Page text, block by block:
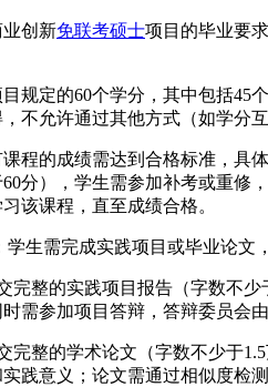
创新免联考硕士项目的毕业要
规定的60个学分，其中包括
不允许通过其他方式（如学分
程的成绩需达到合格标准，具
分），学生需参加补考或重修
该课程，直至成绩合格。
生需完成实践项目或毕业论文
完整的实践项目报告（字数不
需参加项目答辩，答辩委员会
完整的学术论文（字数不少于
践意义；论文需通过相似度检